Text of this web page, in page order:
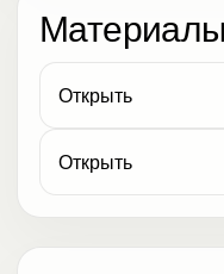
Материалы
Открыть
Открыть